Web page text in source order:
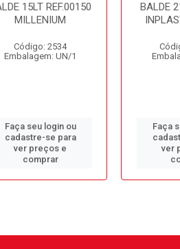
15LT REF.00150
MILLENIUM
Código: 2534
Embalagem: UN/1
Faça seu login ou
cadastre-se para
ver preços e
comprar
BALDE
Faça
ver